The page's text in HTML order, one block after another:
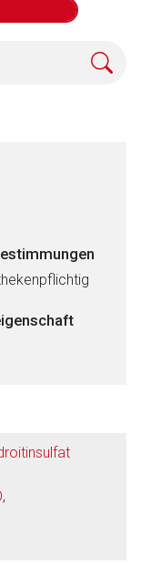
,
externe Web-
ist deren